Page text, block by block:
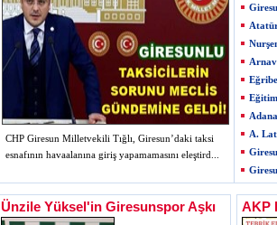
CHP Giresun Milletvekili Tığlı, Giresun’daki taksi
esnafının havaalanına giriş yapamamasını eleştird...
A.
Ünzile Yüksel'in Giresunspor Aşkı AKP